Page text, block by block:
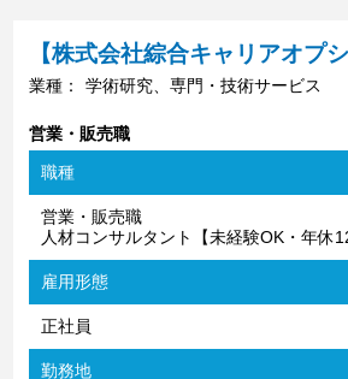
【株式会社綜合キャリアオプシ
業種： 学術研究、専門・技術サービス
営業・販売職
職種
営業・販売職
人材コンサルタント【未経験OK・年休
雇用形態
正社員
勤務地